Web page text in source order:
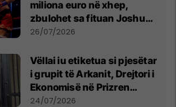
miliona euro në xhep,
zbulohet sa fituan Joshua
e Prenga
26/07/2026
Vëllai iu etiketua si pjesëtar
i grupit të Arkanit, Drejtori i
Ekonomisë në Prizren
mohon pretendimet
24/07/2026